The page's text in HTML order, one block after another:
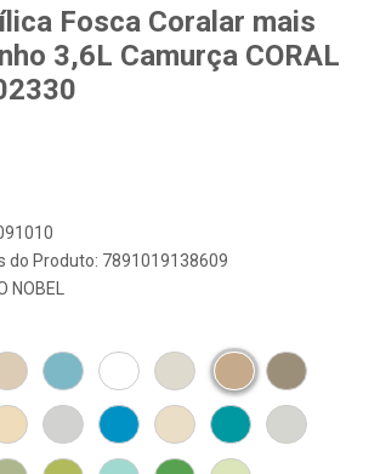
Fosca Coralar mais
3,6L Camurça CORAL
do Produto: 7891019138609
NOBEL